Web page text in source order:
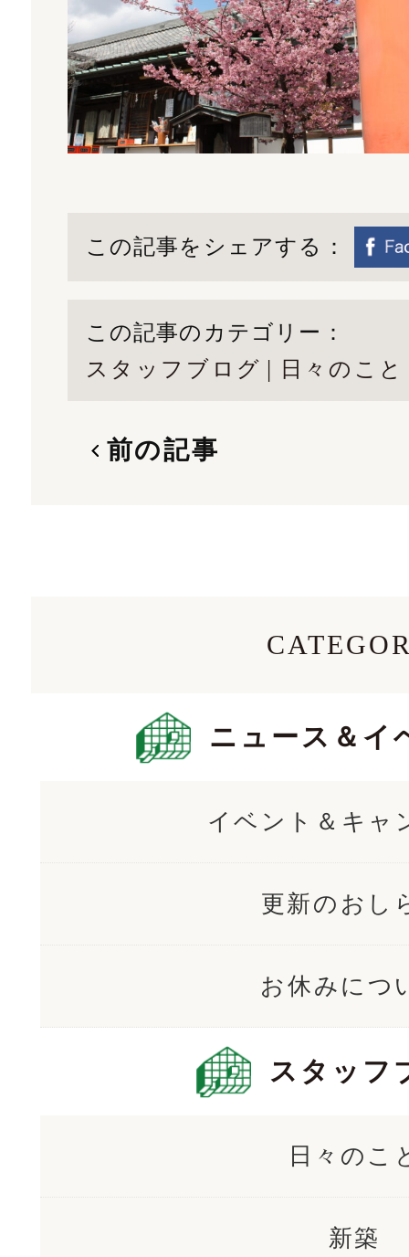
この記事をシェアする：
この記事のカテゴリー：
スタッフブログ
日々のこと
前の記事
ニュース＆イ
イベント＆キャ
更新のおし
お休みにつ
スタッフ
日々のこ
新築